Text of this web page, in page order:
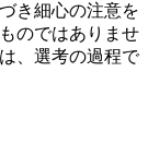
き細心の注意を
のではありませ
、選考の過程で